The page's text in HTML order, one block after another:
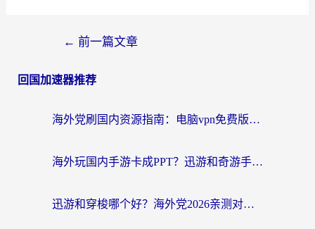
← 前一篇文章
回国加速器推荐
海外党刷国内资源指南：电脑vpn免费版真的能用吗？选对加速器才是关键
海外玩国内手游卡成PPT？迅游和奇游手游哪个好？附真实VPN评测及番茄加速器体验
迅游和穿梭哪个好？海外党2026亲测对比+免费vs付费选择指南，附番茄加速器实测体验